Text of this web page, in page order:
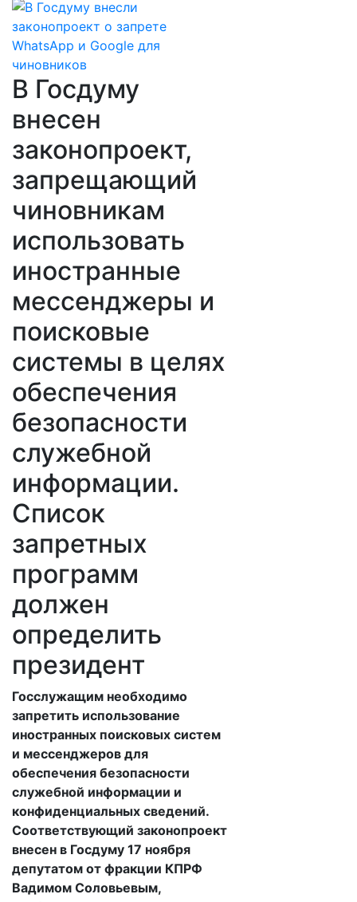
В Госдуму
внесен
законопроект,
запрещающий
чиновникам
использовать
иностранные
мессенджеры и
поисковые
системы в целях
обеспечения
безопасности
служебной
информации.
Список
запретных
программ
должен
определить
президент
​Госслужащим необходимо
запретить использование
иностранных поисковых систем
и мессенджеров для
обеспечения безопасности
служебной информации и
конфиденциальных сведений.
Соответствующий законопроект
внесен в Госдуму 17 ноября
депутатом от фракции КПРФ
Вадимом Соловьевым,